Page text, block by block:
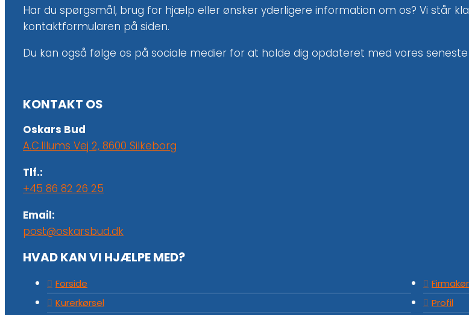
Har du spørgsmål, brug for hjælp eller ønsker yderligere information om os? Vi står
kontaktformularen på siden.
Du kan også følge os på sociale medier for at holde dig opdateret med vores
KONTAKT OS
Oskars Bud
A.C.Illums Vej 2, 8600 Silkeborg
Tlf.:
+45 86 82 26 25
Email:
post@oskarsbud.dk
HVAD KAN VI HJÆLPE MED?
Forside
Kurerkørsel
Profil